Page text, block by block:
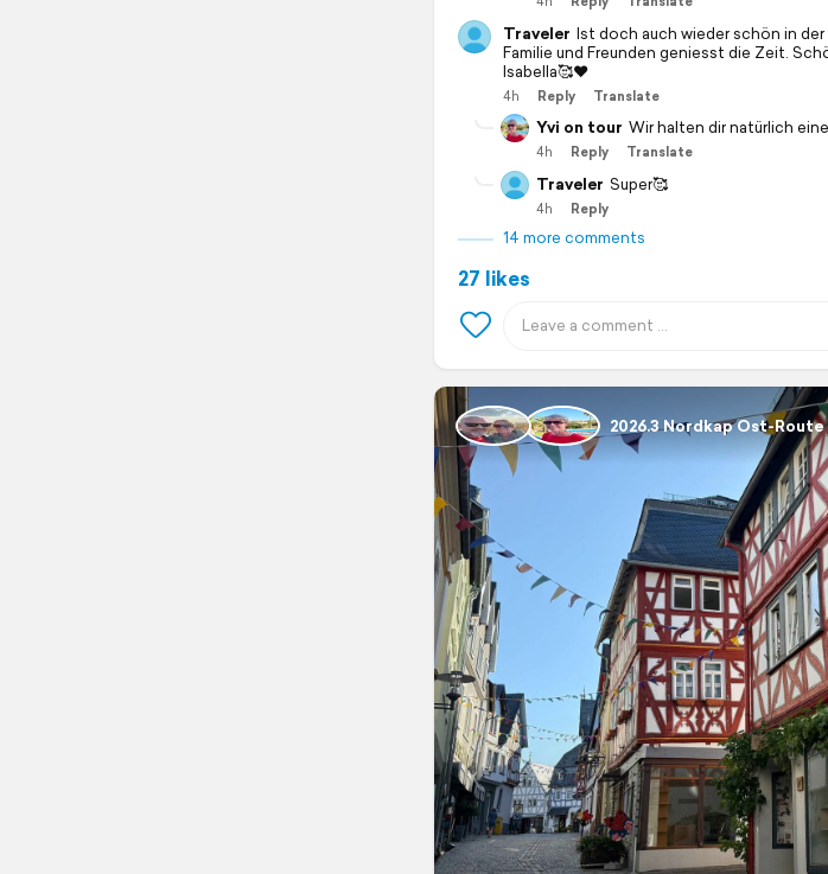
Traveler Ist doch auch wieder schön in
Familie und Freunden geniesst die Zeit.
Isabella🥰❤️
4h Reply Translate
Yvi on tour Wir halten dir natürlich
4h Reply Translate
Traveler Super🥰
4h Reply
14 more comments
27 likes
2026.3 Nordkap Ost-Route